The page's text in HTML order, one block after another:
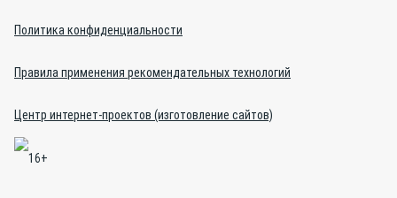
Политика конфиденциальности
Правила применения рекомендательных технологий
Центр интернет-проектов (изготовление сайтов)